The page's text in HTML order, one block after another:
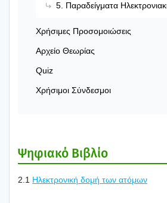
5. Παρα­δείγ­μα­τα
Χρή­σι­μες Προ­σο­μοιώ­σεις
Αρχείο Θεω­ρί­ας
Quiz
Χρή­σι­μοι Σύν­δε­σμοι
Ψηφια­κό Βιβλίο
2.1 Ηλε­κτρο­νι­κή δομή των ατό­μων